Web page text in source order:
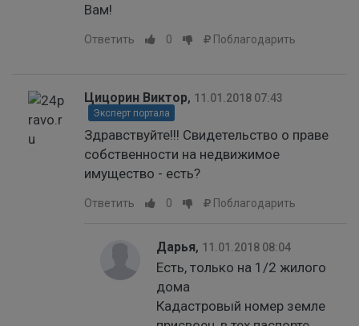
Вам!
Ответить 0 Поблагодарить
Цицорин Виктор, 11.01.2018 07:43
Эксперт портала
Здравствуйте!!! Свидетельство о праве
собственности на недвижимое
имущество - есть?
Ответить 0 Поблагодарить
Дарья, 11.01.2018 08:04
Есть, только на 1/2 жилого
дома
Кадастровый номер земле